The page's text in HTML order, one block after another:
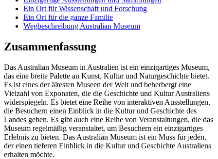
Ein Ort für Wissenschaft und Forschung
Ein Ort für die ganze Familie
Wegbeschreibung Australian Museum
Zusammenfassung
Das Australian Museum in Australien ist ein einzigartiges Museum,
das eine breite Palette an Kunst, Kultur und Naturgeschichte bietet.
Es ist eines der ältesten Museen der Welt und beherbergt eine
Vielzahl von Exponaten, die die Geschichte und Kultur Australiens
widerspiegeln. Es bietet eine Reihe von interaktiven Ausstellungen,
die Besuchern einen Einblick in die Kultur und Geschichte des
Landes geben. Es gibt auch eine Reihe von Veranstaltungen, die das
Museum regelmäßig veranstaltet, um Besuchern ein einzigartiges
Erlebnis zu bieten. Das Australian Museum ist ein Muss für jeden,
der einen tieferen Einblick in die Kultur und Geschichte Australiens
erhalten möchte.